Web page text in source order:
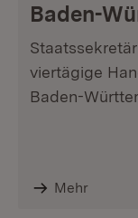
Baden-
viertägige
Baden-
Mehr